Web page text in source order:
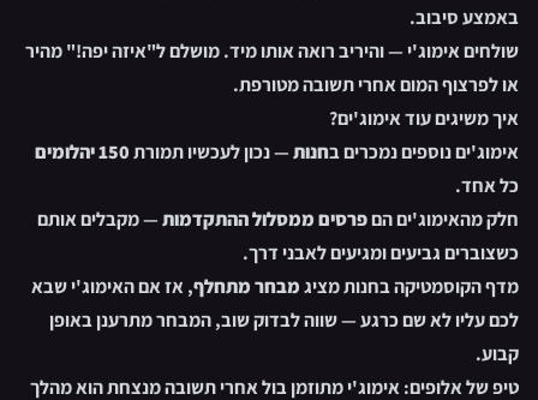
באמצע סיבוב.
שולחים אימוג'י — והיריב רואה אותו מיד. מושלם ל"איזה יפה!" מהיר
או לפרצוף המום אחרי תשובה מטורפת.
איך משיגים עוד אימוג'ים?
אימוג'ים נוספים נמכרים בחנות— נכון לעכשיו תמורת150 יהלומים
כל אחד.
חלק מהאימוג'ים הםפרסים ממסלול ההתקדמות— מקבלים אותם
כשצוברים גביעים ומגיעים לאבני דרך.
מדף הקוסמטיקה בחנות מציגמבחר מתחלף, אז אם האימוג'י שבא
לכם עליו לא שם כרגע — שווה לבדוק שוב, המבחר מתרענן באופן
קבוע.
טיפ של אלופים: אימוג'י מתוזמן בול אחרי תשובה מנצחת הוא מהלך